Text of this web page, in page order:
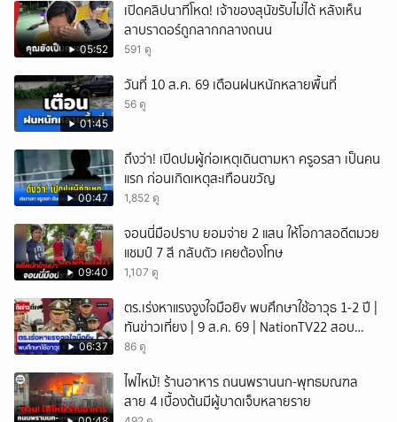
05:52
เปิดคลิปนาทีโหด! เจ้าของสุนัขรับไม่ได้ หลังเห็น
ลาบราดอร์ถูกลากกลางถนน
591 ดู
01:45
วันที่ 10 ส.ค. 69 เตือนฝนหนักหลายพื้นที่
56 ดู
00:47
ถึงว่า! เปิดปมผู้ก่อเหตุเดินตามหา ครูอรสา เป็นคน
แรก ก่อนเกิดเหตุสะเทือนขวัญ
1,852 ดู
09:40
จอนนี่มือปราบ ยอมจ่าย 2 แสน ให้โอกาสอดีตมวย
แชมป์ 7 สี กลับตัว เคยต้องโทษ
1,107 ดู
06:37
ตร.เร่งหาแรงจูงใจมือยิv พบศึกษาใช้อาวุธ 1-2 ปี |
ทันข่าวเที่ยง | 9 ส.ค. 69 | NationTV22 สอบ
พยานแล้ว 17 ปาก เร่งตรวจมือถือและหลักฐานที่
เพื่อน และสื่อโซเ
86 ดู
ไฟไหม้! ร้านอาหาร ถนนพรานนก-พุทธมณฑล
สาย 4 เบื้องต้นมีผู้บาดเจ็บหลายราย